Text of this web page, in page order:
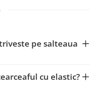
pe salteaua
cu elastic?